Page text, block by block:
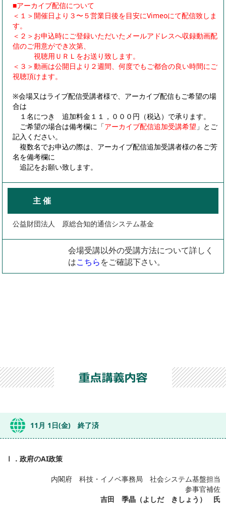
■アーカイブ配信について
＜１＞開催日より３〜５営業日後を目安にVimeoにて配信致しま
す。
＜２＞お申込時にご登録いただいたメールアドレスへ収録動画配
信のご用意ができ次第、
視聴用ＵＲＬをお送り致します。
＜３＞動画は公開日より２週間、何度でもご都合の良い時間にご
視聴頂けます。
※会場又はライブ配信受講者様で、アーカイブ配信もご希望の場
合は
１名につき 追加料金１１，０００円（税込）で承ります。
ご希望の場合は備考欄に「アーカイブ配信追加受講希望 」とご
記入ください。
複数名でお申込の際は、アーカイブ配信追加受講者様の各ご芳
名を備考欄に
追記をお願い致します。
主 催
公益財団法人 原総合知的通信システム基金
会場受講以外の受講方法について詳しく
はこちらをご確認下さい。
11月 1日(金) 終了済
Ⅰ．政府のAI政策
内閣府 科技・イノベ事務局 社会システム基盤担当
参事官補佐
吉田 季晶（よしだ きしょう） 氏